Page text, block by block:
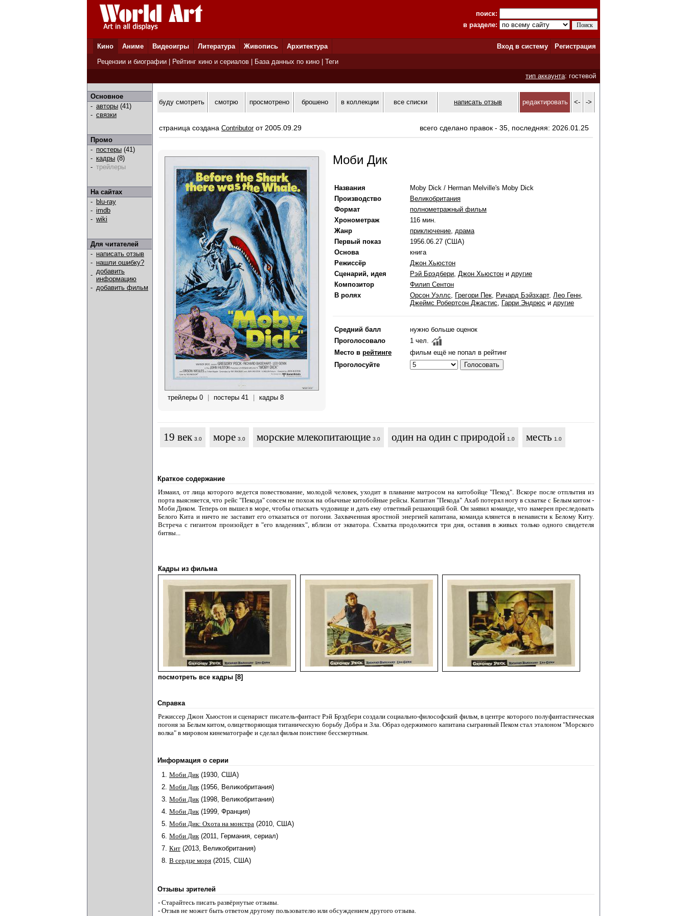
поиск:
в разделе:
Кино Аниме Видеоигры Литература Живопись Архитектура Вход в систему
Регистрация
Рецензии и биографии
Рейтинг кино и сериалов База данных по кино
Теги
тип аккаунта: гостевой
Основное
- авторы (41)
- связки
Промо
- постеры (41)
- кадры (8)
- трейлеры
На сайтах
- blu-ray
- imdb
- wiki
Для читателей
- написать отзыв
- нашли ошибку?
- добавить
информацию
- добавить фильм
буду смотреть смотрю просмотрено брошено в коллекции все списки написать отзыв редактировать <- ->
страница создана Contributorот 2005.09.29 всего сделано правок - 35, последняя: 2026.01.25
трейлеры 0 постеры 41 кадры 8
Моби Дик
Названия
Moby Dick / Herman Melville's Moby Dick
Производство
Великобритания
Формат
полнометражный фильм
Хронометраж
116 мин.
Жанр
приключение, драма
Первый показ
1956.06.27 (США)
Основа
книга
Режиссёр
Джон Хьюстон
Сценарий, идея
Рэй Брэдбери, Джон Хьюстон и другие
Композитор
Филип Сентон
В ролях
Орсон Уэллс, Грегори Пек, Ричард Бэйзхарт, Лео Генн,
Джеймс Робертсон Джастис, Гарри Эндрюс и другие
Средний балл
нужно больше оценок
Проголосовало
1 чел.
Место в рейтинге
фильм ещё не попал в рейтинг
Проголосуйте
19 век 3.0 море 3.0 морские млекопитающие 3.0 один на один с природой 1.0 месть 1.0
Краткое содержание
Измаил, от лица которого ведется повествование, молодой человек, уходит в плавание матросом на китобойце "Пекод". Вскоре после отплытия из
порта выясняется, что рейс "Пекода" совсем не похож на обычные китобойные рейсы. Капитан "Пекода" Ахаб потерял ногу в схватке с Белым китом -
Моби Диком. Теперь он вышел в море, чтобы отыскать чудовище и дать ему ответный решающий бой. Он заявил команде, что намерен преследовать
Белого Кита и ничто не заставит его отказаться от погони. Захваченная яростной энергией капитана, команда клянется в ненависти к Белому Киту.
Встреча с гигантом произойдет в "его владениях", вблизи от экватора. Схватка продолжится три дня, оставив в живых только одного свидетеля
битвы...
Кадры из фильма
посмотреть все кадры [8]
Справка
Режиссер Джон Хьюстон и сценарист писатель-фантаст Рэй Брэдбери создали социально-философский фильм, в центре которого полуфантастическая
погоня за Белым китом, олицетворяющая титаническую борьбу Добра и Зла. Образ одержимого капитана сыгранный Пеком стал эталоном "Морского
волка" в мировом кинематографе и сделал фильм поистине бессмертным.
Информация о серии
1. Моби Дик (1930, США)
2. Моби Дик (1956, Великобритания)
3. Моби Дик (1998, Великобритания)
4. Моби Дик (1999, Франция)
5. Моби Дик: Охота на монстра (2010, США)
6. Моби Дик (2011, Германия, сериал)
7. Кит (2013, Великобритания)
8. В сердце моря (2015, США)
Отзывы зрителей
- Старайтесь писать развёрнутые отзывы.
- Отзыв не может быть ответом другому пользователю или обсуждением другого отзыва.